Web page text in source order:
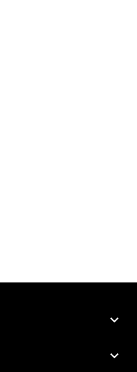

